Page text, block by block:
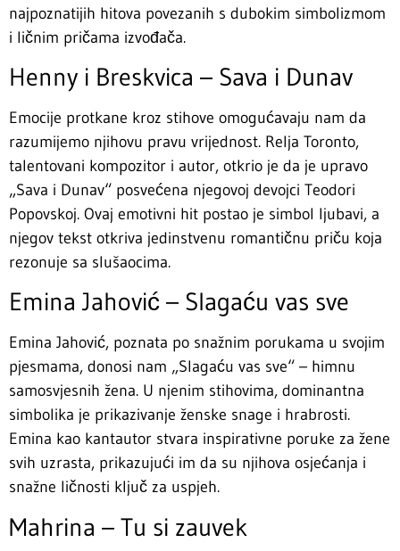
najpoznatijih hitova povezanih s dubokim simbolizmom
i ličnim pričama izvođača.
Henny i Breskvica – Sava i Dunav
Emocije protkane kroz stihove omogućavaju nam da
razumijemo njihovu pravu vrijednost. Relja Toronto,
talentovani kompozitor i autor, otkrio je da je upravo
„Sava i Dunav“ posvećena njegovoj devojci Teodori
Popovskoj. Ovaj emotivni hit postao je simbol ljubavi, a
njegov tekst otkriva jedinstvenu romantičnu priču koja
rezonuje sa slušaocima.
Emina Jahović – Slagaću vas sve
Emina Jahović, poznata po snažnim porukama u svojim
pjesmama, donosi nam „Slagaću vas sve“ – himnu
samosvjesnih žena. U njenim stihovima, dominantna
simbolika je prikazivanje ženske snage i hrabrosti.
Emina kao kantautor stvara inspirativne poruke za žene
svih uzrasta, prikazujući im da su njihova osjećanja i
snažne ličnosti ključ za uspjeh.
Mahrina – Tu si zauvek